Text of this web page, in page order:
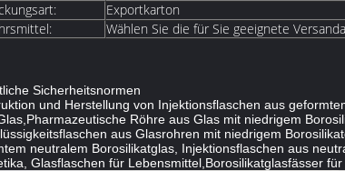
Exportkarton
Wählen Sie die für Sie geeignete
Sicherheitsnormen
und Herstellung von Injektionsflaschen aus
Röhre aus Glas mit niedrigem
aus Glasrohren mit niedrigem
neutralem Borosilikatglas, Injektionsflaschen aus
Glasflaschen für Lebensmittel,Borosilikatglasfässer